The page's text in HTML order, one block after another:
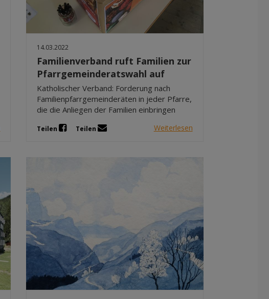
14.03.2022
Familienverband ruft Familien zur
Pfarrgemeinderatswahl auf
Katholischer Verband: Forderung nach
Familienpfarrgemeinderäten in jeder Pfarre,
die die Anliegen der Familien einbringen
Teilen Teilen Weiterlesen